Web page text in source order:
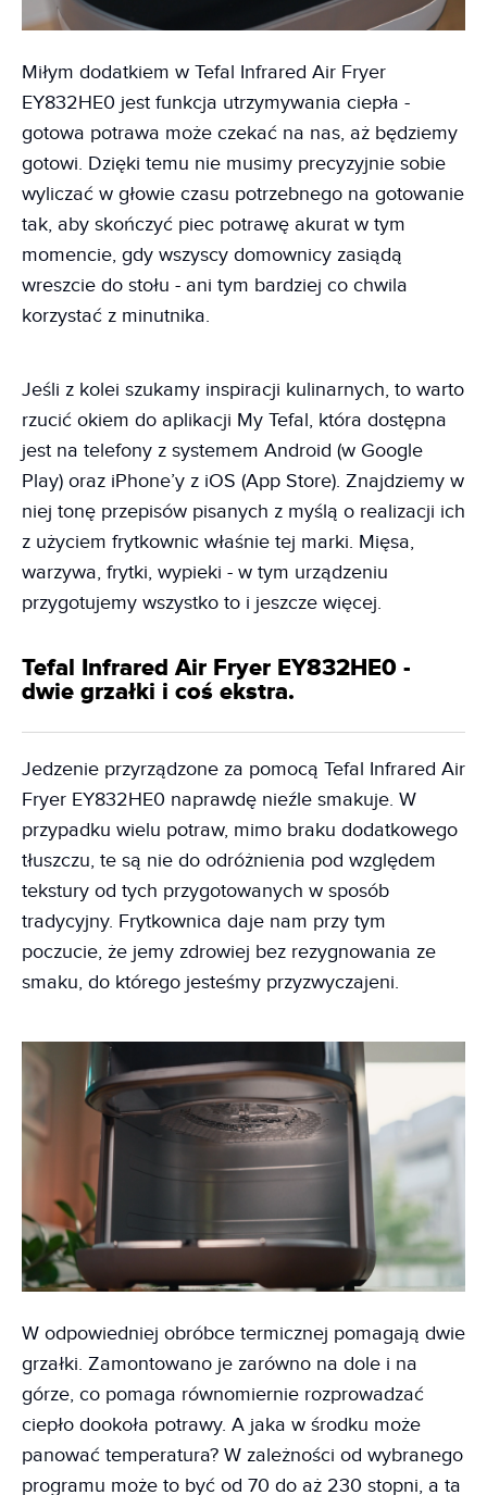
Miłym dodatkiem w Tefal Infrared Air Fryer
EY832HE0 jest funkcja utrzymywania ciepła -
gotowa potrawa może czekać na nas, aż będziemy
gotowi. Dzięki temu nie musimy precyzyjnie sobie
wyliczać w głowie czasu potrzebnego na gotowanie
tak, aby skończyć piec potrawę akurat w tym
momencie, gdy wszyscy domownicy zasiądą
wreszcie do stołu - ani tym bardziej co chwila
korzystać z minutnika.
Jeśli z kolei szukamy inspiracji kulinarnych, to warto
rzucić okiem do aplikacji My Tefal, która dostępna
jest na telefony z systemem Android (w Google
Play) oraz iPhone’y z iOS (App Store). Znajdziemy w
niej tonę przepisów pisanych z myślą o realizacji ich
z użyciem frytkownic właśnie tej marki. Mięsa,
warzywa, frytki, wypieki - w tym urządzeniu
przygotujemy wszystko to i jeszcze więcej.
Tefal Infrared Air Fryer EY832HE0 -
dwie grzałki i coś ekstra.
Jedzenie przyrządzone za pomocą Tefal Infrared Air
Fryer EY832HE0 naprawdę nieźle smakuje. W
przypadku wielu potraw, mimo braku dodatkowego
tłuszczu, te są nie do odróżnienia pod względem
tekstury od tych przygotowanych w sposób
tradycyjny. Frytkownica daje nam przy tym
poczucie, że jemy zdrowiej bez rezygnowania ze
smaku, do którego jesteśmy przyzwyczajeni.
W odpowiedniej obróbce termicznej pomagają dwie
grzałki. Zamontowano je zarówno na dole i na
górze, co pomaga równomiernie rozprowadzać
ciepło dookoła potrawy. A jaka w środku może
panować temperatura? W zależności od wybranego
programu może to być od 70 do aż 230 stopni, a ta